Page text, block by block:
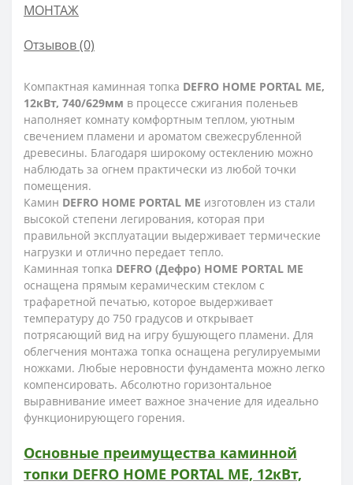
МОНТАЖ
Отзывов (0)
Компактная каминная топка DEFRO HOME PORTAL ME,
12кВт, 740/629мм в процессе сжигания поленьев
наполняет комнату комфортным теплом, уютным
свечением пламени и ароматом свежесрубленной
древесины. Благодаря широкому остеклению можно
наблюдать за огнем практически из любой точки
помещения.
Камин DEFRO HOME PORTAL ME изготовлен из стали
высокой степени легирования, которая при
правильной эксплуатации выдерживает термические
нагрузки и отлично передает тепло.
Каминная топка DEFRO (Дефро) HOME PORTAL ME
оснащена прямым керамическим стеклом с
трафаретной печатью, которое выдерживает
температуру до 750 градусов и открывает
потрясающий вид на игру бушующего пламени. Для
облегчения монтажа топка оснащена регулируемыми
ножками. Любые неровности фундамента можно легко
компенсировать. Абсолютно горизонтальное
выравнивание имеет важное значение для идеально
функционирующего горения.
Основные преимущества каминной
топки DEFRO HOME PORTAL ME, 12кВт,